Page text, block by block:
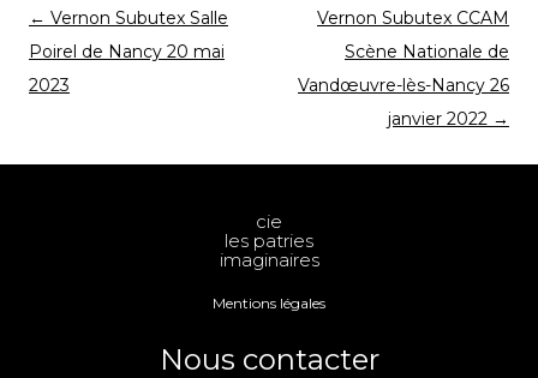
Navigation
des
articles
← Vernon Subutex Salle
Poirel de Nancy 20 mai
2023
Vernon Subutex CCAM
Scène Nationale de
Vandœuvre-lès-Nancy 26
janvier 2022 →
cie
les patries
imaginaires
Mentions légales
Nous contacter